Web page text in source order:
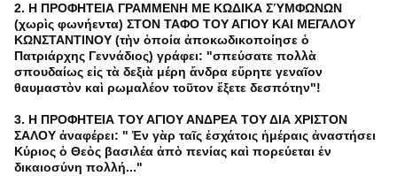
2. Η ΠΡΟΦΗΤΕΙΑ ΓΡΑΜΜΕΝΗ ΜΕ ΚΩΔΙΚΑ ΣΎΜΦΩΝΩΝ
(χωρὶς φωνήεντα) ΣΤΟΝ ΤΑΦΟ ΤΟΥ ΑΓΙΟΥ ΚΑΙ ΜΕΓΑΛΟΥ
ΚΩΝΣΤΑΝΤΙΝΟΥ (τὴν ὁποία ἀποκωδικοποίησε ὁ
Πατριάρχης Γεννάδιος) γράφει: "σπεύσατε πολλὰ
σπουδαίως εἰς τὰ δεξιὰ μέρη ἄνδρα εὔρητε γεναῖον
θαυμαστὸν καὶ ρωμαλέον τοῦτον ἔξετε δεσπότην"!
3. Η ΠΡΟΦΗΤΕΙΑ ΤΟΥ ΑΓΙΟΥ ΑΝΔΡΕΑ ΤΟΥ ΔΙΑ ΧΡΙΣΤΟΝ
ΣΑΛΟΥ ἀναφέρει: " Ἐν γὰρ ταῖς ἐσχάτοις ἡμέραις ἀναστήσει
Κύριος ὁ Θεὸς βασιλέα ἀπὸ πενίας καὶ πορεύεται ἐν
δικαιοσύνη πολλή..."